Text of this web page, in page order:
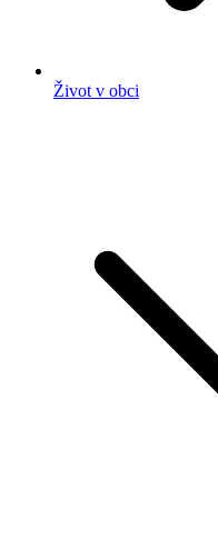
Život v obci